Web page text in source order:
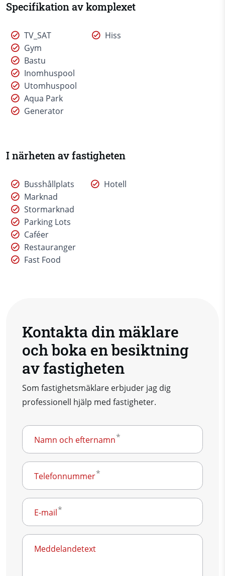
Specifikation av komplexet
TV_SAT
Gym
Bastu
Inomhuspool
Utomhuspool
Aqua Park
Generator
Hiss
I närheten av fastigheten
Busshållplats
Marknad
Stormarknad
Parking Lots
Caféer
Restauranger
Fast Food
Hotell
Kontakta din mäklare
och boka en besiktning
av fastigheten
Som fastighetsmäklare erbjuder jag dig
professionell hjälp med fastigheter.
Namn och efternamn
Telefonnummer
E-mail
Meddelandetext